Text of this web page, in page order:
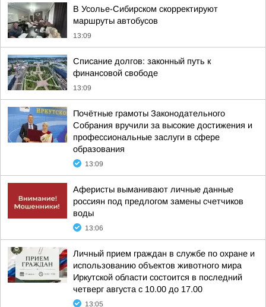
В Усолье-Сибирском скорректируют
маршруты автобусов
13:09
Списание долгов: законный путь к
финансовой свободе
13:09
Почётные грамоты Законодательного
Собрания вручили за высокие достижения и
профессиональные заслуги в сфере
образования
13:09
Аферисты выманивают личные данные
россиян под предлогом замены счетчиков
воды
13:06
Личный прием граждан в службе по охране и
использованию объектов животного мира
Иркутской области состоится в последний
четверг августа с 10.00 до 17.00
13:05